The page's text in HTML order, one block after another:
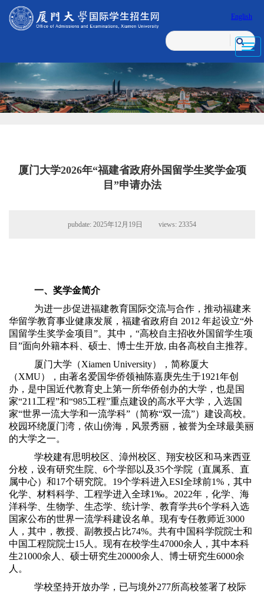
English
厦门大学2026年“福建省政府外国留学生奖学金项
目”申请办法
pubdate: 2025年12月19日 views: 23354
一、奖学金简介
为进一步促进福建教育国际交流与合作，推动福建来
华留学教育事业健康发展，福建省政府自 2012 年起设立“外
国留学生奖学金项目”。其中，“高校自主招收外国留学生项
目”面向外籍本科、硕士、博士生开放, 由各高校自主推荐。
厦门大学（Xiamen University），简称厦大
（XMU），由著名爱国华侨领袖陈嘉庚先生于1921年创
办，是中国近代教育史上第一所华侨创办的大学，也是国
家“211工程”和“985工程”重点建设的高水平大学，入选国
家“世界一流大学和一流学科”（简称“双一流”）建设高校。
校园环绕厦门湾，依山傍海，风景秀丽，被誉为全球最美丽
的大学之一。
学校建有思明校区、漳州校区、翔安校区和马来西亚
分校，设有研究生院、6个学部以及35个学院（直属系、直
属中心）和17个研究院。19个学科进入ESI全球前1%，其中
化学、材料科学、工程学进入全球1‰。2022年，化学、海
洋科学、生物学、生态学、统计学、教育学共6个学科入选
国家公布的世界一流学科建设名单。现有专任教师近3000
人，其中，教授、副教授占比74%。共有中国科学院院士和
中国工程院院士15人。现有在校学生47000余人，其中本科
生21000余人、硕士研究生20000余人、博士研究生6000余
人。
学校坚持开放办学，已与境外277所高校签署了校际